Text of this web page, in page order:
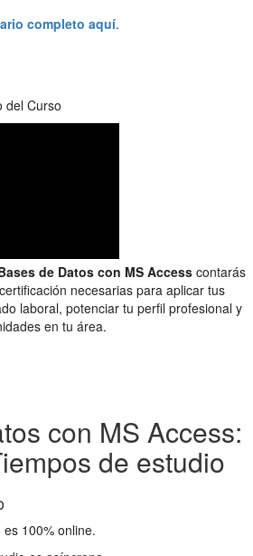
completo aquí.
del Curso
de Datos con MS Access contarás
necesarias para aplicar tus
laboral, potenciar tu perfil profesional y
en tu área.
con MS Access:
de estudio
100% online.